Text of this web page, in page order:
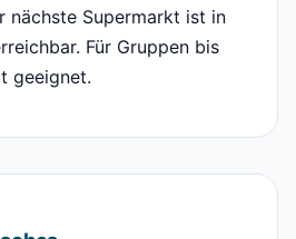
nächste Supermarkt ist in
Für Gruppen bis
geeignet.